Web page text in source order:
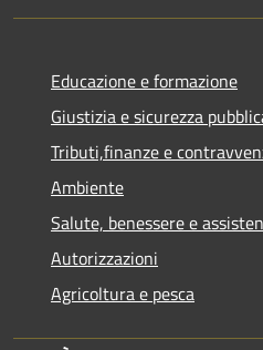
Educazione e formazione
Giustizia e sicurezza
Tributi,finanze e
Ambiente
Salute, benessere e
Autorizzazioni
Agricoltura e pesca